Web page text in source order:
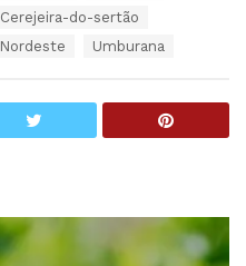
Cerejeira-do-sertão
Nordeste Umburana